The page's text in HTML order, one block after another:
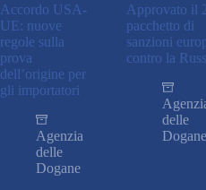
Accordo USA-
UE: nuove
regole sulla
prova
dell’origine per
gli importatori
Agenzia
delle
Dogane
Approvato il
pacchetto di
sanzioni
contro la
delle
Dogane